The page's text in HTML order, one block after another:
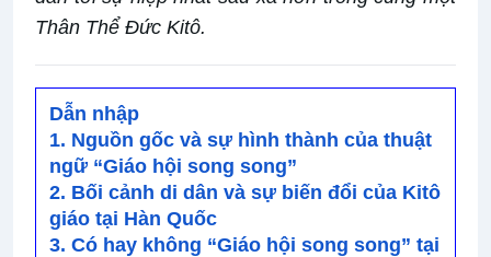
Thân Thể Đức Kitô.
Dẫn nhập
1. Nguồn gốc và sự hình thành của thuật
ngữ “Giáo hội song song”
2. Bối cảnh di dân và sự biến đổi của Kitô
giáo tại Hàn Quốc
3. Có hay không “Giáo hội song song” tại